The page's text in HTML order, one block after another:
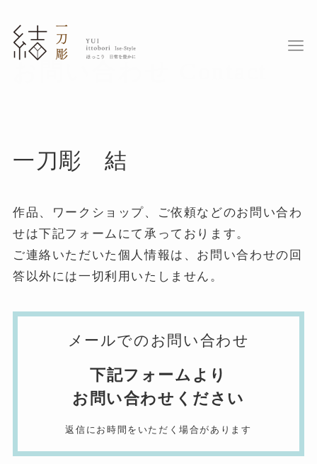
一刀彫 結
作品、ワークショップ、ご依頼などのお問い合わ
せは下記フォームにて承っております。
ご連絡いただいた個人情報は、お問い合わせの回
答以外には一切利用いたしません。
メールでのお問い合わせ
下記フォームより
お問い合わせください
返信にお時間をいただく場合があります